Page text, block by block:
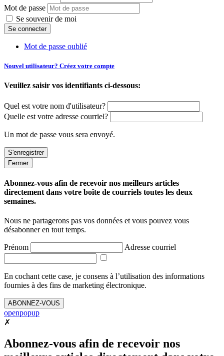
Mot de passe
Se souvenir de moi
Mot de passe oublié
Nouvel utilisateur? Créez votre compte
Veuillez saisir vos identifiants ci-dessous:
Quel est votre nom d'utilisateur?
Quelle est votre adresse courriel?
Un mot de passe vous sera envoyé.
Fermer
Abonnez-vous afin de recevoir nos meilleurs articles
directement dans votre boîte de courriels toutes les deux
semaines.
Nous ne partagerons pas vos données et vous pouvez vous
désabonner en tout temps.
Prénom Adresse courriel
En cochant cette case, je consens à l’utilisation des informations
fournies à des fins de marketing électronique.
ABONNEZ-VOUS
openpopup
✗
Abonnez-vous afin de recevoir nos